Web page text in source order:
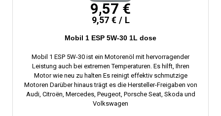
9,57 €
9,57 € / L
Mobil 1 ESP 5W-30 1L dose
Mobil 1 ESP 5W-30 ist ein Motorenöl mit hervorragender
Leistung auch bei extremen Temperaturen. Es hilft, Ihren
Motor wie neu zu halten Es reinigt effektiv schmutzige
Motoren Darüber hinaus trägt es die Hersteller-Freigaben von
Audi, Citroën, Mercedes, Peugeot, Porsche Seat, Skoda und
Volkswagen